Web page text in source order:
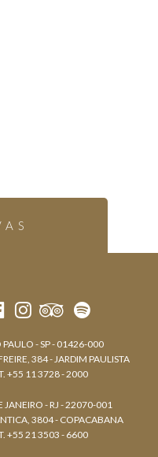
PAULO - SP - 01426-000
384 - JARDIM PAULISTA
+55 11 3728 - 2000
JANEIRO - RJ - 22070-001
3804 - COPACABANA
+55 21 3503 - 6600